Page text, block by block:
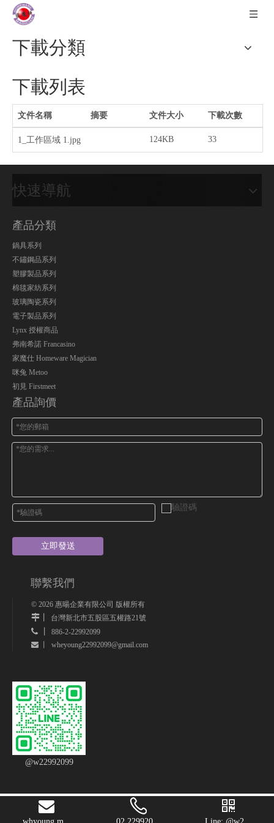
下載分類
下載列表
文件名稱 摘要 文件大小 下載次數
1_工作區域 1.jpg 124KB 33
快速導航
產品分類
鍋具系列
不鏽鋼品系列
塑膠製品系列
棉毯家紡系列
玻璃陶瓷系列
電子製品系列
Lynx 授權商品
弗南希諾 Francasino
家魔仕 Homeware Magician
咪兔 Metoo
初見 Firstmeet
產品詢價
立即發送
聯繫我們
© 2026 惠暘企業有限公司 版權所有
丨 台灣新北市五股區五權路21號
 丨 886-2-22992099
 丨 wheyoung22992099@gmail.com
@w22992099